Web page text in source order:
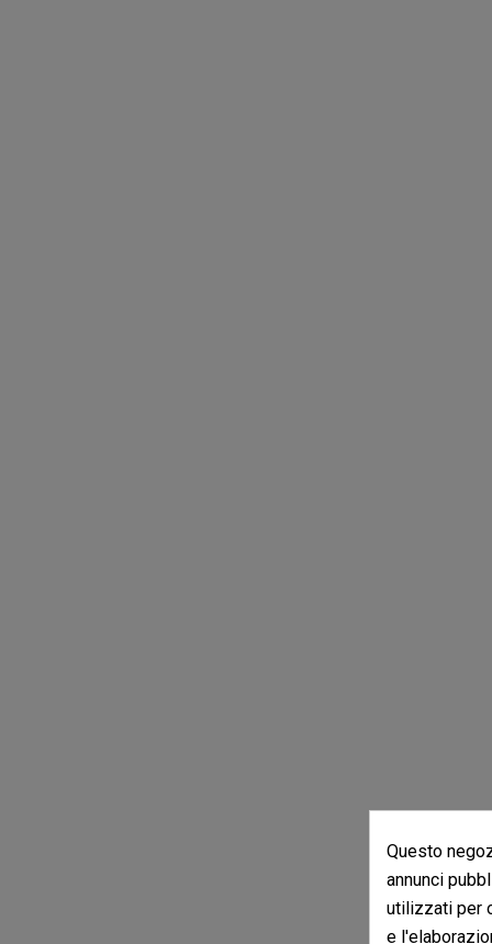
Questo
annunci
utilizzati per
e